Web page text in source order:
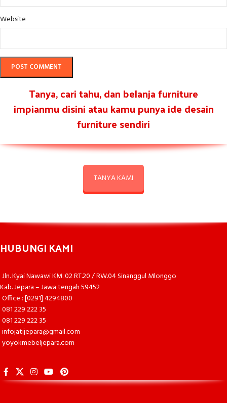
Website
Tanya, cari tahu, dan belanja furniture
impianmu disini atau kamu punya ide desain
furniture sendiri
TANYA KAMI
HUBUNGI KAMI
Jln. Kyai Nawawi KM. 02 RT.20 / RW.04 Sinanggul Mlonggo
Kab. Jepara – Jawa tengah 59452
Office : [0291] 4294800
081 229 222 35
081 229 222 35
infojatijepara@gmail.com
yoyokmebeljepara.com